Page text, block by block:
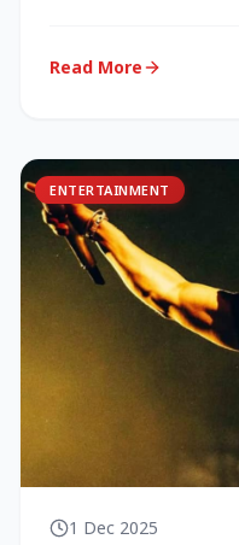
Read More
ENTERTAINMENT
1 Dec 2025